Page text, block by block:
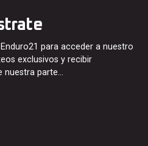
para acceder a nuestro
exclusivos y recibir
nuestra parte…